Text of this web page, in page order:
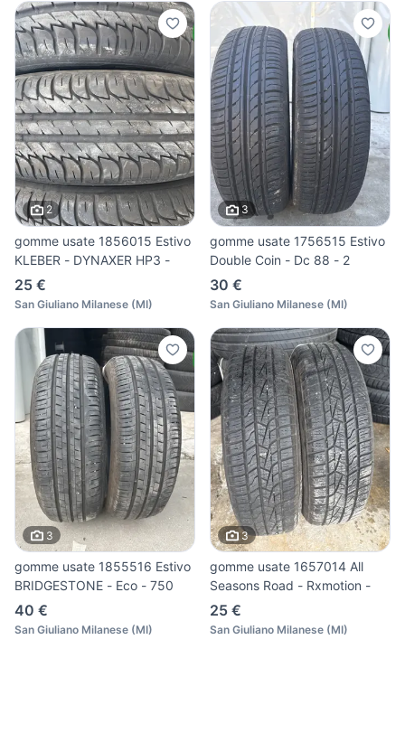
2
gomme usate 1856015 Estivo
KLEBER - DYNAXER HP3 -
25 €
San Giuliano Milanese (MI)
3
gomme usate 1756515 Estivo
Double Coin - Dc 88 - 2
30 €
San Giuliano Milanese (MI)
3
gomme usate 1855516 Estivo
BRIDGESTONE - Eco - 750
40 €
San Giuliano Milanese (MI)
3
gomme usate 1657014 All
Seasons Road - Rxmotion -
25 €
San Giuliano Milanese (MI)